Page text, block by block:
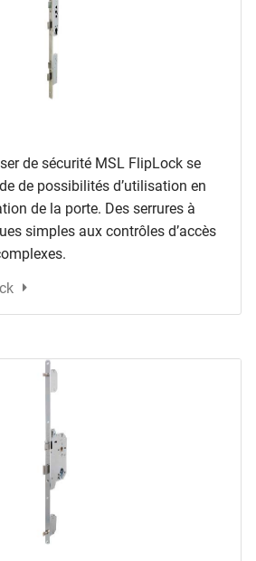
de sécurité MSL FlipLock se
de possibilités d’utilisation en
de la porte. Des serrures à
simples aux contrôles d’accès